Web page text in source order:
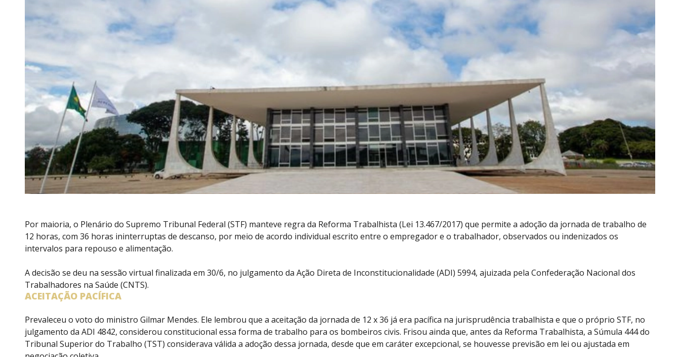
Por maioria, o Plenário do Supremo Tribunal Federal (STF) manteve regra da Reforma Trabalhista (Lei 13.467/2017) que permite a adoção da jornada de trabalho de
12 horas, com 36 horas ininterruptas de descanso, por meio de acordo individual escrito entre o empregador e o trabalhador, observados ou indenizados os
intervalos para repouso e alimentação.
A decisão se deu na sessão virtual finalizada em 30/6, no julgamento da Ação Direta de Inconstitucionalidade (ADI) 5994, ajuizada pela Confederação Nacional dos
Trabalhadores na Saúde (CNTS).
ACEITAÇÃO PACÍFICA
Prevaleceu o voto do ministro Gilmar Mendes. Ele lembrou que a aceitação da jornada de 12 x 36 já era pacífica na jurisprudência trabalhista e que o próprio STF, no
julgamento da ADI 4842, considerou constitucional essa forma de trabalho para os bombeiros civis. Frisou ainda que, antes da Reforma Trabalhista, a Súmula 444 do
Tribunal Superior do Trabalho (TST) considerava válida a adoção dessa jornada, desde que em caráter excepcional, se houvesse previsão em lei ou ajustada em